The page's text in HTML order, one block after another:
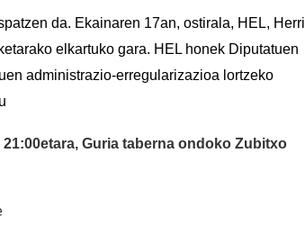
da. Ekainaren 17an, ostirala, HEL, Herri
elkartuko gara. HEL honek Diputatuen
administrazio-erregularizazioa lortzeko
Guria taberna ondoko Zubitxo